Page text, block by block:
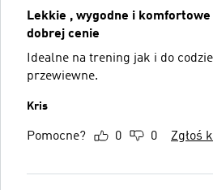
Lekkie , wygodne i
dobrej cenie
Idealne na trening jak i do
przewiewne.
Kris
Pomocne? 0 0 Zgłoś